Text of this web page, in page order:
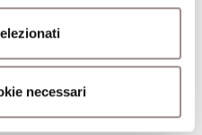
necessari